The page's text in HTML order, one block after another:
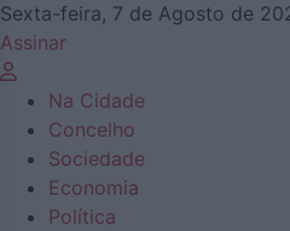
Sexta-feira, 7 de Agosto de
Assinar
Na Cidade
Concelho
Sociedade
Economia
Política